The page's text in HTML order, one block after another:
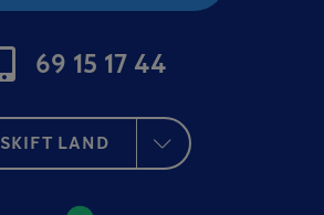
69 15 17 44
SKIFT LAND